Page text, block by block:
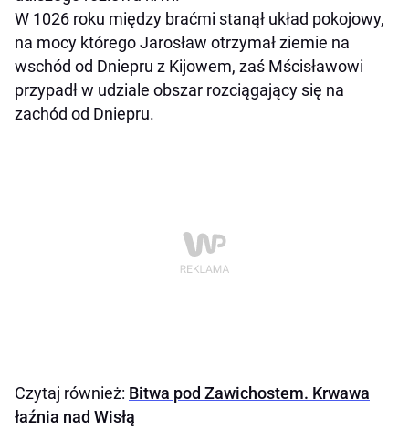
W 1026 roku między braćmi stanął układ pokojowy,
na mocy którego Jarosław otrzymał ziemie na
wschód od Dniepru z Kijowem, zaś Mścisławowi
przypadł w udziale obszar rozciągający się na
zachód od Dniepru.
Czytaj również: Bitwa pod Zawichostem. Krwawa
łaźnia nad Wisłą